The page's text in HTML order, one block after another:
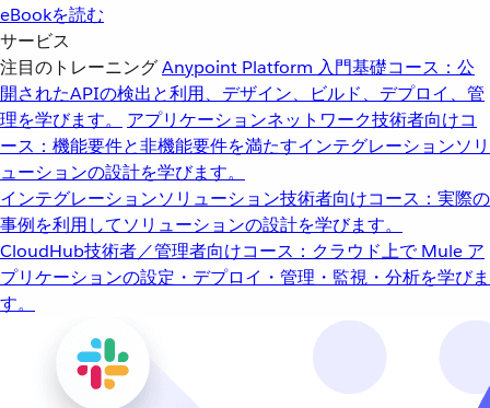
eBookを読む
サービス
注目のトレーニングAnypoint Platform 入門基礎コース：公
開されたAPIの検出と利用、デザイン、ビルド、デプロイ、管
理を学びます。
アプリケーションネットワーク技術者向けコ
ース：機能要件と非機能要件を満たすインテグレーションソリ
ューションの設計を学びます。
インテグレーションソリューション技術者向けコース：実際の
事例を利用してソリューションの設計を学びます。
CloudHub技術者／管理者向けコース：クラウド上で Mule ア
プリケーションの設定・デプロイ・管理・監視・分析を学びま
す。